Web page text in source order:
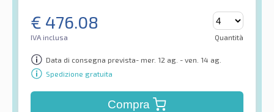
€ 476.08
IVA inclusa Quantità
Data di consegna prevista- mer. 12 ag. - ven. 14 ag.
Spedizione gratuita
Compra